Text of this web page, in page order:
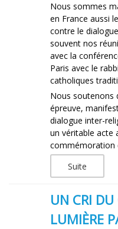
Nous sommes
en France aussi
contre le
souvent nos
avec la
Paris avec le
catholiques
Nous soutenons
épreuve,
dialogue inter-
un véritable acte
commémoration
Suite
UN CRI DU
LUMIÈRE